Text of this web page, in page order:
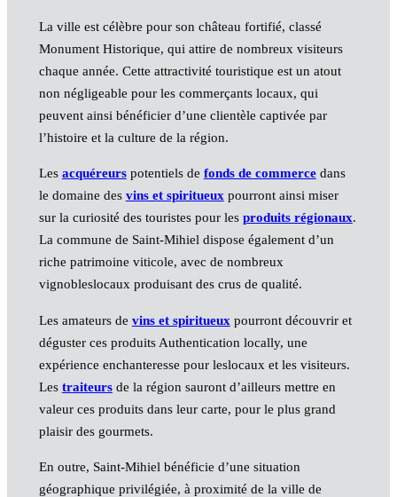
La ville est célèbre pour son château fortifié, classé
Monument Historique, qui attire de nombreux visiteurs
chaque année. Cette attractivité touristique est un atout
non négligeable pour les commerçants locaux, qui
peuvent ainsi bénéficier d’une clientèle captivée par
l’histoire et la culture de la région.
Les acquéreurspotentiels de fonds de commercedans
le domaine des vins et spiritueuxpourront ainsi miser
sur la curiosité des touristes pour les produits régionaux.
La commune de Saint-Mihiel dispose également d’un
riche patrimoine viticole, avec de nombreux
vignobleslocaux produisant des crus de qualité.
Les amateurs de vins et spiritueux pourront découvrir et
déguster ces produits Authentication locally, une
expérience enchanteresse pour leslocaux et les visiteurs.
Les traiteursde la région sauront d’ailleurs mettre en
valeur ces produits dans leur carte, pour le plus grand
plaisir des gourmets.
En outre, Saint-Mihiel bénéficie d’une situation
géographique privilégiée, à proximité de la ville de